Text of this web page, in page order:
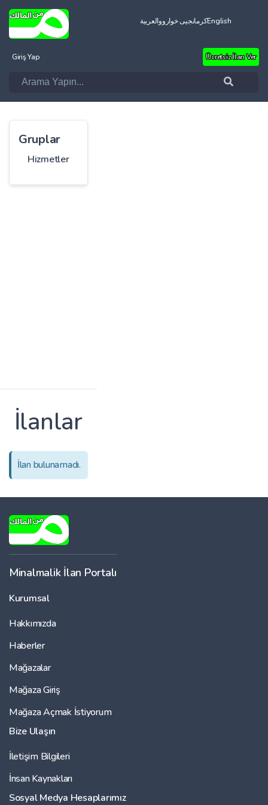
العربيةکرمانجیی خوارووEnglish
Giriş Yap Ücretsiz İlan Ver
Gruplar
Hizmetler
İlanlar
İlan bulunamadı.
Minalmalik İlan Portalı
Kurumsal
Hakkımızda
Haberler
Mağazalar
Mağaza Giriş
Mağaza Açmak İstiyorum
Bize Ulaşın
İletişim Bilgileri
İnsan Kaynakları
Sosyal Medya Hesaplarımız